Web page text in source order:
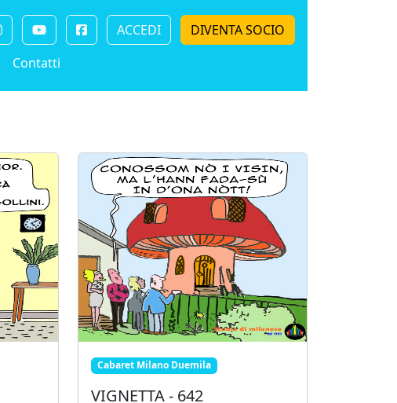
ACCEDI
DIVENTA SOCIO
Contatti
Cabaret Milano Duemila
VIGNETTA - 642